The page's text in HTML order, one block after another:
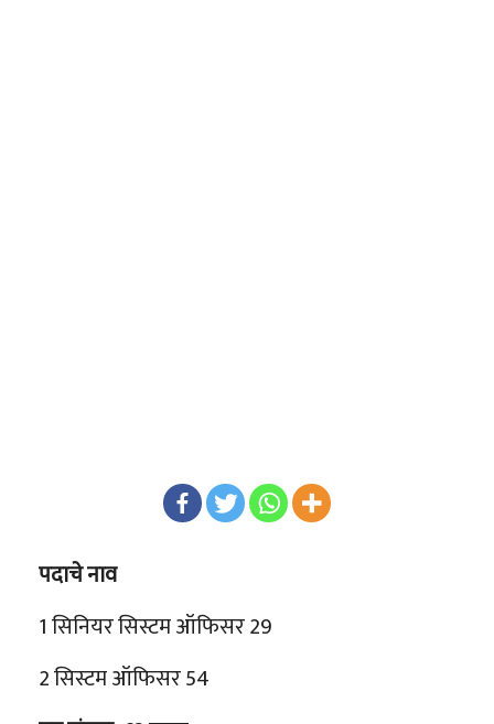
पदाचे नाव
1 सिनियर सिस्टम ऑफिसर 29
2 सिस्टम ऑफिसर 54